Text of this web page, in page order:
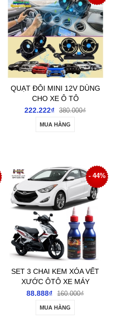
QUẠT ĐÔI MINI 12V DÙNG
CHO XE Ô TÔ
222.222₫ 380.000₫
MUA HÀNG
- 44%
SET 3 CHAI KEM XÓA VẾT
XƯỚC ÔTÔ XE MÁY
88.888₫ 160.000₫
MUA HÀNG